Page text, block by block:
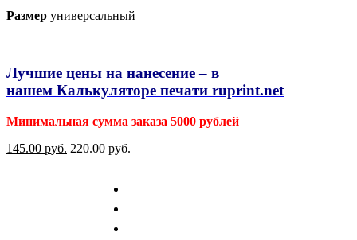
Размер универсальный
Лучшие цены на нанесение – в
нашем Калькуляторе печати ruprint.net
Минимальная сумма заказа 5000 рублей
145.00 руб. 220.00руб.